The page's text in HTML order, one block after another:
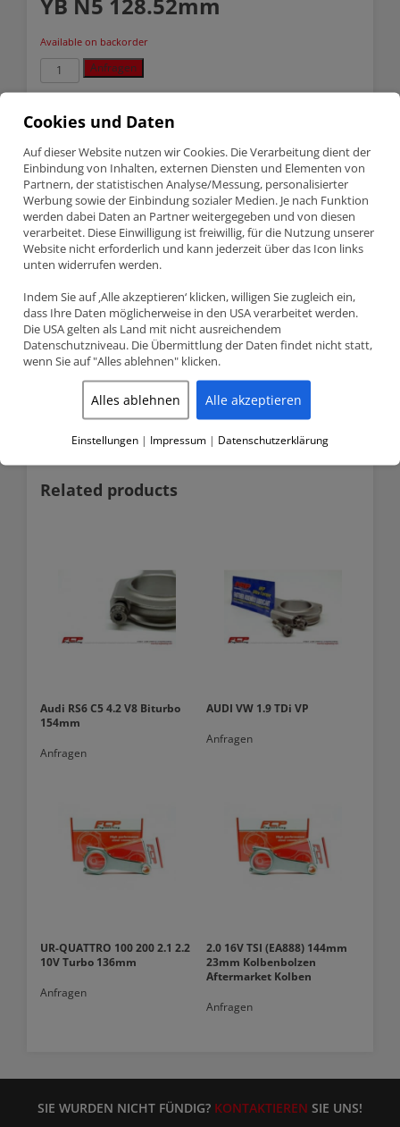
Available on backorder
Ford
Cosworth
2.0
Turbo
N5
128.52mm
quantity
Anfragen
SKU: FCPRHFO128525524
Description
Description
Hersteller: FCP Engineering
Profil: H-Schaft
C bis C : 128.52mm
Großer End Durchmesser: 55mm
Kleiner End Durchmesser : 24mm
Gemacht aus:Schmiedestahl 4340 EN24er
Quantität: 4 Stk., 8 Stk. ARP2000 3/8″ Pleuelschreuben
Pleuel gut für: 600HP (4 Zylinder) und 9000RPM
Ford Cosworth – 2.0 16V Turbo (YB, N5)
Related products
Audi RS6 C5 4.2 V8 Biturbo
154mm
Anfragen
AUDI VW 1.9 TDi VP
Anfragen
UR-QUATTRO 100 200 2.1 2.2
10V Turbo 136mm
Anfragen
2.0 16V TSI (EA888) 144mm
23mm Kolbenbolzen
Aftermarket Kolben
Anfragen
SIE WURDEN NICHT FÜNDIG? KONTAKTIEREN SIE UNS!
Cookies und Daten
Auf dieser Website nutzen wir Cookies. Die Verarbeitung dient der
Einbindung von Inhalten, externen Diensten und Elementen von
Partnern, der statistischen Analyse/Messung, personalisierter
Werbung sowie der Einbindung sozialer Medien. Je nach Funktion
werden dabei Daten an Partner weitergegeben und von diesen
verarbeitet. Diese Einwilligung ist freiwillig, für die Nutzung unserer
Website nicht erforderlich und kann jederzeit über das Icon links
unten widerrufen werden.
Indem Sie auf ‚Alle akzeptieren‘ klicken, willigen Sie zugleich ein,
dass Ihre Daten möglicherweise in den USA verarbeitet werden.
Die USA gelten als Land mit nicht ausreichendem
Datenschutzniveau. Die Übermittlung der Daten findet nicht statt,
wenn Sie auf "Alles ablehnen" klicken.
Alles ablehnen Alle akzeptieren
Einstellungen | Impressum | Datenschutzerklärung